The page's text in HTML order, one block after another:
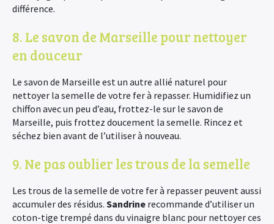
différence.
8. Le savon de Marseille pour nettoyer
en douceur
Le savon de Marseille est un autre allié naturel pour
nettoyer la semelle de votre fer à repasser. Humidifiez un
chiffon avec un peu d’eau, frottez-le sur le savon de
Marseille, puis frottez doucement la semelle. Rincez et
séchez bien avant de l’utiliser à nouveau.
9. Ne pas oublier les trous de la semelle
Les trous de la semelle de votre fer à repasser peuvent aussi
accumuler des résidus. Sandrine recommande d’utiliser un
coton-tige trempé dans du vinaigre blanc pour nettoyer ces